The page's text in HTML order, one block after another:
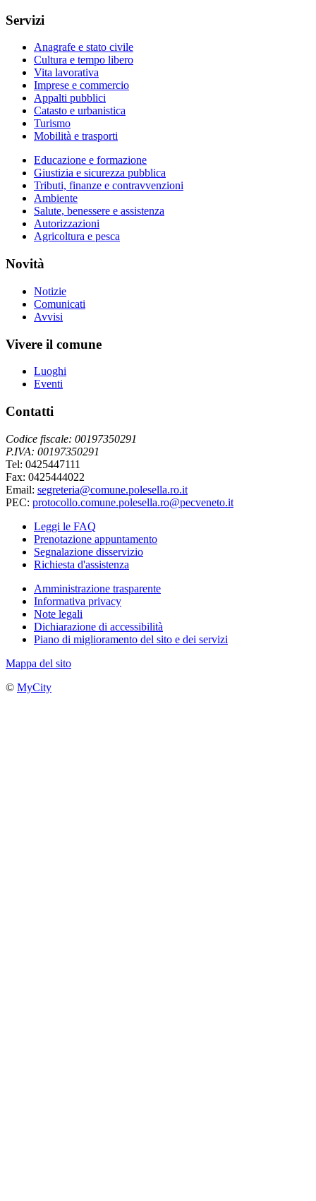
Servizi
Anagrafe e stato civile
Cultura e tempo libero
Vita lavorativa
Imprese e commercio
Appalti pubblici
Catasto e urbanistica
Turismo
Mobilità e trasporti
Educazione e formazione
Giustizia e sicurezza pubblica
Tributi, finanze e contravvenzioni
Ambiente
Salute, benessere e assistenza
Autorizzazioni
Agricoltura e pesca
Novità
Notizie
Comunicati
Avvisi
Vivere il comune
Luoghi
Eventi
Contatti
Codice fiscale: 00197350291
P.IVA: 00197350291
Tel: 0425447111
Fax: 0425444022
Email: segreteria@comune.polesella.ro.it
PEC: protocollo.comune.polesella.ro@pecveneto.it
Leggi le FAQ
Prenotazione appuntamento
Segnalazione disservizio
Richiesta d'assistenza
Amministrazione trasparente
Informativa privacy
Note legali
Dichiarazione di accessibilità
Piano di miglioramento del sito e dei servizi
Mappa del sito
© MyCity